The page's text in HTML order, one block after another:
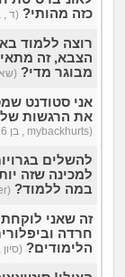
כזה מהותי? (ד , בן
רוצה ללמוד
הצבא, זה
מבוגר מדי?
אני סטודנט
את הרגשות
(mybackhurts , בן 26)
להשלים
למכינה שזה
במה ללמוד? (Eternal _Outsider , בן 24)
זה שאני
חרדה
הלימודים? (סיון ,